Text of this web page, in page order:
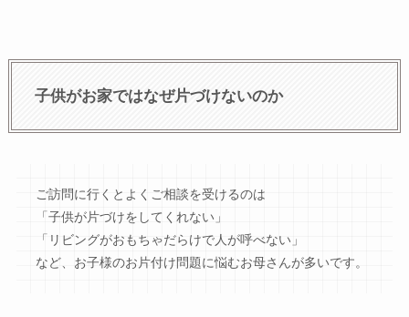
子供がお家ではなぜ片づけないのか
ご訪問に行くとよくご相談を受けるのは
「子供が片づけをしてくれない」
「リビングがおもちゃだらけで人が呼べない」
など、お子様のお片付け問題に悩むお母さんが多いです。